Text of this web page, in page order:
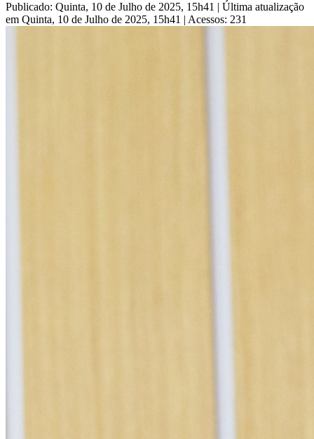
Publicado: Quinta, 10 de Julho de 2025, 15h41 | Última atualização
em Quinta, 10 de Julho de 2025, 15h41 | Acessos: 231